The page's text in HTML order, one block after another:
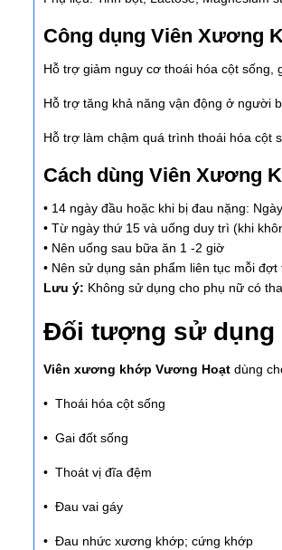
Công dụng Viên Xương
Hỗ trợ giảm nguy cơ thoái hóa cột sống,
Hỗ trợ tăng khả năng vận động ở người
Hỗ trợ làm chậm quá trình thoái hóa cột
Cách dùng Viên Xương
• 14 ngày đầu hoặc khi bị đau nặng:
• Từ ngày thứ 15 và uống duy trì (khi
• Nên uống sau bữa ăn 1 -2 giờ
• Nên sử dụng sản phẩm liên tục mỗi
Lưu ý: Không sử dụng cho phụ nữ có
Đối tượng sử dụng
Viên xương khớp Vương Hoạt dùng
• Thoái hóa cột sống
• Gai đốt sống
• Thoát vị đĩa đệm
• Đau vai gáy
• Đau nhức xương khớp; cứng khớp